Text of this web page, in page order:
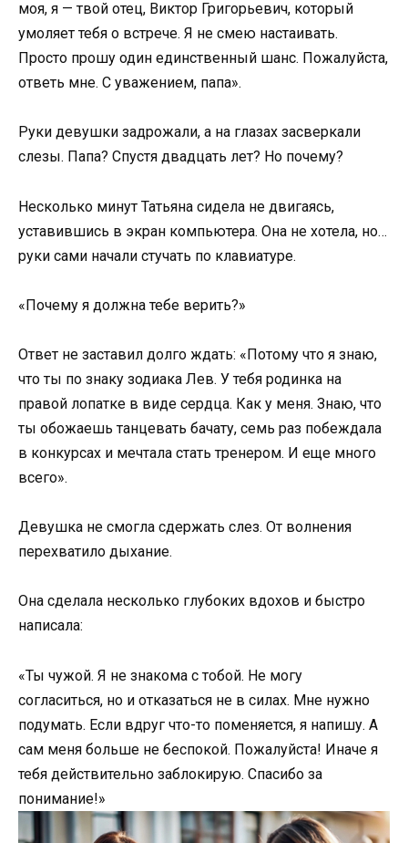
моя, я — твой отец, Виктор Григорьевич, который
умоляет тебя о встрече. Я не смею настаивать.
Просто прошу один единственный шанс. Пожалуйста,
ответь мне. С уважением, папа».
Руки девушки задрожали, а на глазах засверкали
слезы. Папа? Спустя двадцать лет? Но почему?
Несколько минут Татьяна сидела не двигаясь,
уставившись в экран компьютера. Она не хотела, но…
руки сами начали стучать по клавиатуре.
«Почему я должна тебе верить?»
Ответ не заставил долго ждать: «Потому что я знаю,
что ты по знаку зодиака Лев. У тебя родинка на
правой лопатке в виде сердца. Как у меня. Знаю, что
ты обожаешь танцевать бачату, семь раз побеждала
в конкурсах и мечтала стать тренером. И еще много
всего».
Девушка не смогла сдержать слез. От волнения
перехватило дыхание.
Она сделала несколько глубоких вдохов и быстро
написала:
«Ты чужой. Я не знакома с тобой. Не могу
согласиться, но и отказаться не в силах. Мне нужно
подумать. Если вдруг что-то поменяется, я напишу. А
сам меня больше не беспокой. Пожалуйста! Иначе я
тебя действительно заблокирую. Спасибо за
понимание!»